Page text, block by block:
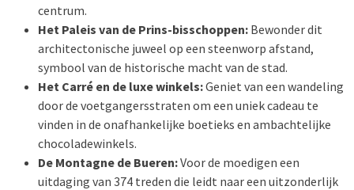
centrum.
Het Paleis van de Prins-bisschoppen: Bewonder dit
architectonische juweel op een steenworp afstand,
symbool van de historische macht van de stad.
Het Carré en de luxe winkels:Geniet van een wandeling
door de voetgangersstraten om een uniek cadeau te
vinden in de onafhankelijke boetieks en ambachtelijke
chocoladewinkels.
De Montagne de Bueren:Voor de moedigen een
uitdaging van 374 treden die leidt naar een uitzonderlijk